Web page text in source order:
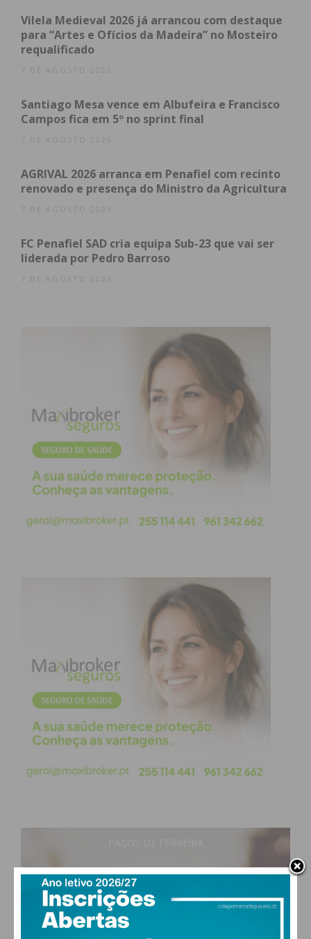
Subscreva a newsletter do
Imediato
obtenha de forma regular a informação
atualizada.
Eu li e concordo com os
Vilela Medieval 2026 já arrancou com destaque
para “Artes e Ofícios da Madeira” no Mosteiro
requalificado
7 DE AGOSTO 2026
Santiago Mesa vence em Albufeira e Francisco
Campos fica em 5º no sprint final
7 DE AGOSTO 2026
AGRIVAL 2026 arranca em Penafiel com recinto
renovado e presença do Ministro da Agricultura
7 DE AGOSTO 2026
FC Penafiel SAD cria equipa Sub-23 que vai ser
liderada por Pedro Barroso
7 DE AGOSTO 2026
21°
clear sky
vento: 1m/s O
MAX 21 • MIN 21